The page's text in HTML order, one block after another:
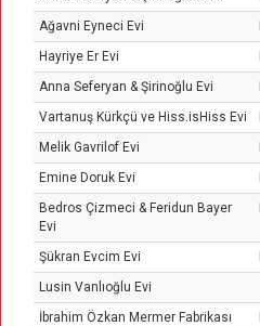
Ağavni Eyneci Evi
Hayriye Er Evi
Anna Seferyan & Şirinoğlu Evi
Vartanuş Kürkçü ve Hiss.isHiss Evi
Melik Gavrilof Evi
Emine Doruk Evi
Bedros Çizmeci & Feridun Bayer
Evi
Şükran Evcim Evi
Lusin Vanlıoğlu Evi
İbrahim Özkan Mermer Fabrikası